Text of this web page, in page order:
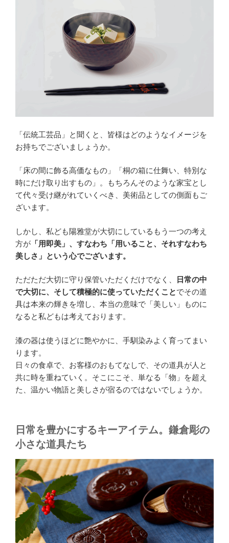
「伝統工芸品」と聞くと、皆様はどのようなイメージを
お持ちでございましょうか。
「床の間に飾る高価なもの」「桐の箱に仕舞い、特別な
時にだけ取り出すもの」。もちろんそのような家宝とし
て代々受け継がれていくべき、美術品としての側面もご
ざいます。
しかし、私ども陽雅堂が大切にしているもう一つの考え
方が 「用即美」、すなわち「用いること、それすなわち
美しさ」という心でございます。
ただただ大切に守り保管いただくだけでなく、
日常の中
で大切に、そして積極的に使っていただくことでその道
具は本来の輝きを増し、本当の意味で「美しい」ものに
なると私どもは考えております。
漆の器は使うほどに艶やかに、手馴染みよく育ってまい
ります。
日々の食卓で、お客様のおもてなしで、その道具が人と
共に時を重ねていく。そこにこそ、単なる「物」を超え
た、温かい物語と美しさが宿るのではないでしょうか。
日常を豊かにするキーアイテム。鎌倉彫の
小さな道具たち